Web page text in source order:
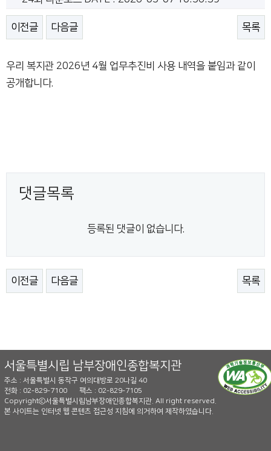
이전글 다음글 목록
우리 복지관 2026년 4월 업무추진비 사용 내역을 붙임과 같이
공개합니다.
댓글목록
등록된 댓글이 없습니다.
이전글 다음글 목록
서울특별시립 남부장애인종합복지관
주소 : 서울특별시 동작구 여의대방로 20나길 40
전화 : 02-829-7100
팩스 : 02-829-7105
Copyrightⓒ서울특별시립남부장애인종합복지관. All right reserved.
본 사이트는 인터넷 웹 콘텐츠 접근성 지침에 의거하여 제작하였습니다.